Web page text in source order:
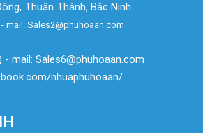
Thuận Thành, Bắc Ninh.
mail: Sales2@phuhoaan.com
- mail: Sales6@phuhoaan.com
nhuaphuhoaan/